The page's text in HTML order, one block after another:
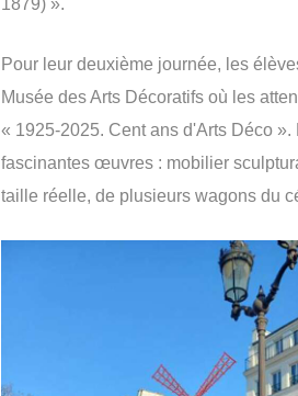
1879) ».
Pour leur deuxième journée, les
Musée des Arts Décoratifs où les
« 1925-2025. Cent ans d'Arts Déco
fascinantes œuvres : mobilier
taille réelle, de plusieurs wagons du